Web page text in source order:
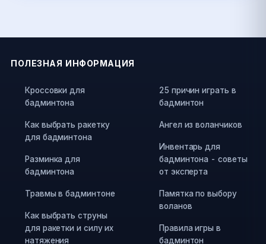
ПОЛЕЗНАЯ ИНФОРМАЦИЯ
Кроссовки для
бадминтона
Как выбрать ракетку
для бадминтона
Разминка для
бадминтона
Травмы в бадминтоне
Как выбрать струны
для ракетки и силу их
натяжения
25 причин играть в
бадминтон
Ангел из воланчиков
Инвентарь для
бадминтона - советы
от эксперта
Памятка по выбору
воланов
Правила игры в
бадминтон